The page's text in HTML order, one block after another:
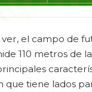
el campo de
110 metros de
que tiene lados